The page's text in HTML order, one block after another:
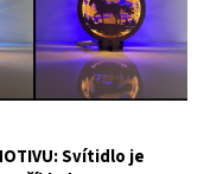
Svítidlo je